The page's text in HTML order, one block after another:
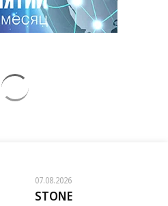
07.08.2026
STONE